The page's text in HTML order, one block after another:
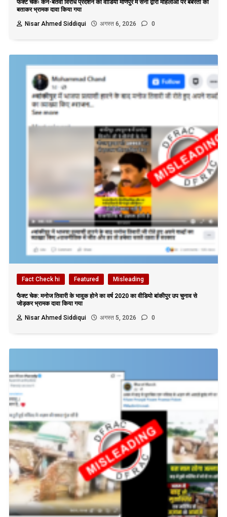
फैक्ट चेकः केन-बेतवा विरोध प्रदर्शन का वीडियो मणिपुर में सेना द्वारा महिलाओं पर बर्बरता का
बताकर भ्रामक दावा किया गया
Nisar Ahmed Siddiqui
अगस्त 6, 2026 0
Fact Check hi Featured Misleading
फैक्ट चेक: मनोज तिवारी के भावुक होने का वर्ष 2020 का वीडियो बांकीपुर उप चुनाव से
जोड़कर भ्रामक दावा किया गया
Nisar Ahmed Siddiqui
अगस्त 5, 2026 0